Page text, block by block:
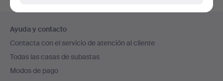
en
el
pie
Ayuda y contacto
Contacta con el servicio de atención al cliente
Todas las casas de subastas
Modos de pago